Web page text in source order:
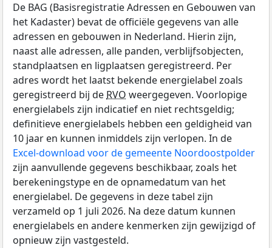
De BAG (Basisregistratie Adressen en Gebouwen van
het Kadaster) bevat de officiële gegevens van alle
adressen en gebouwen in Nederland. Hierin zijn,
naast alle adressen, alle panden, verblijfsobjecten,
standplaatsen en ligplaatsen geregistreerd. Per
adres wordt het laatst bekende energielabel zoals
geregistreerd bij de RVO weergegeven. Voorlopige
energielabels zijn indicatief en niet rechtsgeldig;
definitieve energielabels hebben een geldigheid van
10 jaar en kunnen inmiddels zijn verlopen. In de
Excel-download voor de gemeente Noordoostpolder
zijn aanvullende gegevens beschikbaar, zoals het
berekeningstype en de opnamedatum van het
energielabel. De gegevens in deze tabel zijn
verzameld op 1 juli 2026. Na deze datum kunnen
energielabels en andere kenmerken zijn gewijzigd of
opnieuw zijn vastgesteld.